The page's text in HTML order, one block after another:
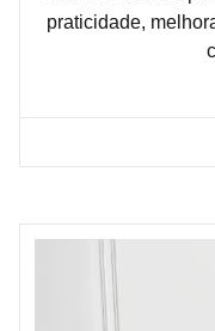
praticidade,